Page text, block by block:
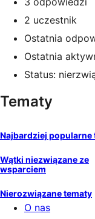
2 uczestnik
Ostatnia
Ostatnia
Status:
Tematy
Najbardziej popularne
Wątki niezwiązane ze
wsparciem
Nierozwiązane tematy
O nas